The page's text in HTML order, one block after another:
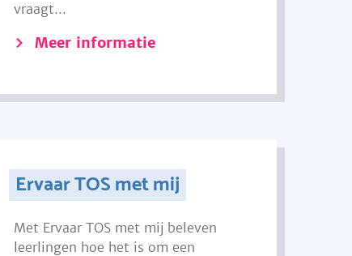
vraagt...
Meer informatie
Ervaar TOS met mij
Met Ervaar TOS met mij beleven
leerlingen hoe het is om een